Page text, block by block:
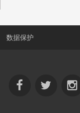
数据保护